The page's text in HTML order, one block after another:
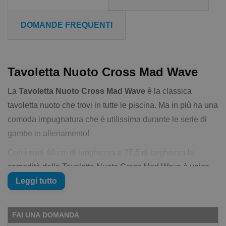
DOMANDE FREQUENTI
Tavoletta Nuoto Cross Mad Wave
La Tavoletta Nuoto Cross Mad Wave è la classica
tavoletta nuoto che trovi in tutte le piscina. Ma in più ha una
comoda impugnatura che è utilissima durante le serie di
gambe in allenamento!
comodità della Tavoletta Nuoto Cross Mad Wave è unica.
Allenare le gambe sarà un piacere.
Caratteristiche della&nbsp;Tavoletta Nuoto
Cross Mad Wave:
Leggi tutto
FAI UNA DOMANDA